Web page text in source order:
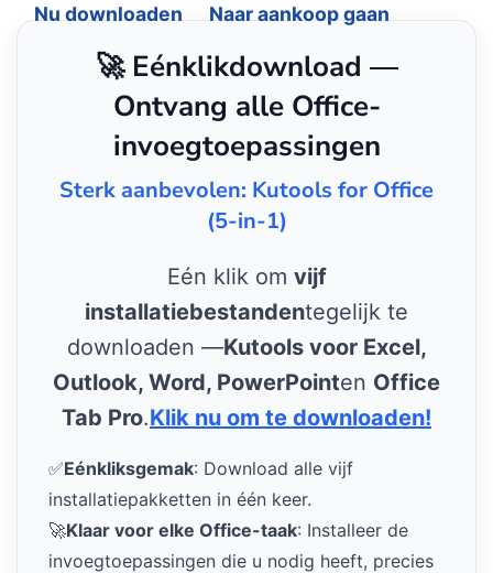
Nu downloaden
Naar aankoop gaan
🚀 Eénklikdownload —
Ontvang alle Office-
invoegtoepassingen
Sterk aanbevolen: Kutools for Office
(5-in-1)
Eén klik om vijf
installatiebestandentegelijk te
downloaden —Kutools voor Excel,
Outlook, Word, PowerPointen Office
Tab Pro.Klik nu om te downloaden!
✅Eénkliksgemak: Download alle vijf
installatiepakketten in één keer.
🚀Klaar voor elke Office-taak: Installeer de
invoegtoepassingen die u nodig heeft, precies